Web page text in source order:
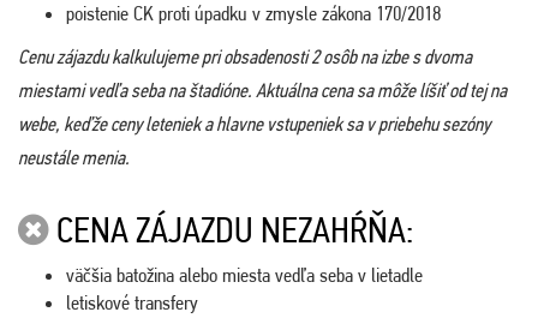
poistenie CK proti úpadku v zmysle zákona 170/2018
Cenu zájazdu kalkulujeme pri obsadenosti 2 osôb na izbe s dvoma
miestami vedľa seba na štadióne. Aktuálna cena sa môže líšiť od tej na
webe, keďže ceny leteniek a hlavne vstupeniek sa v priebehu sezóny
neustále menia.
CENA ZÁJAZDU NEZAHŔŇA:
väčšia batožina alebo miesta vedľa seba v lietadle
letiskové transfery